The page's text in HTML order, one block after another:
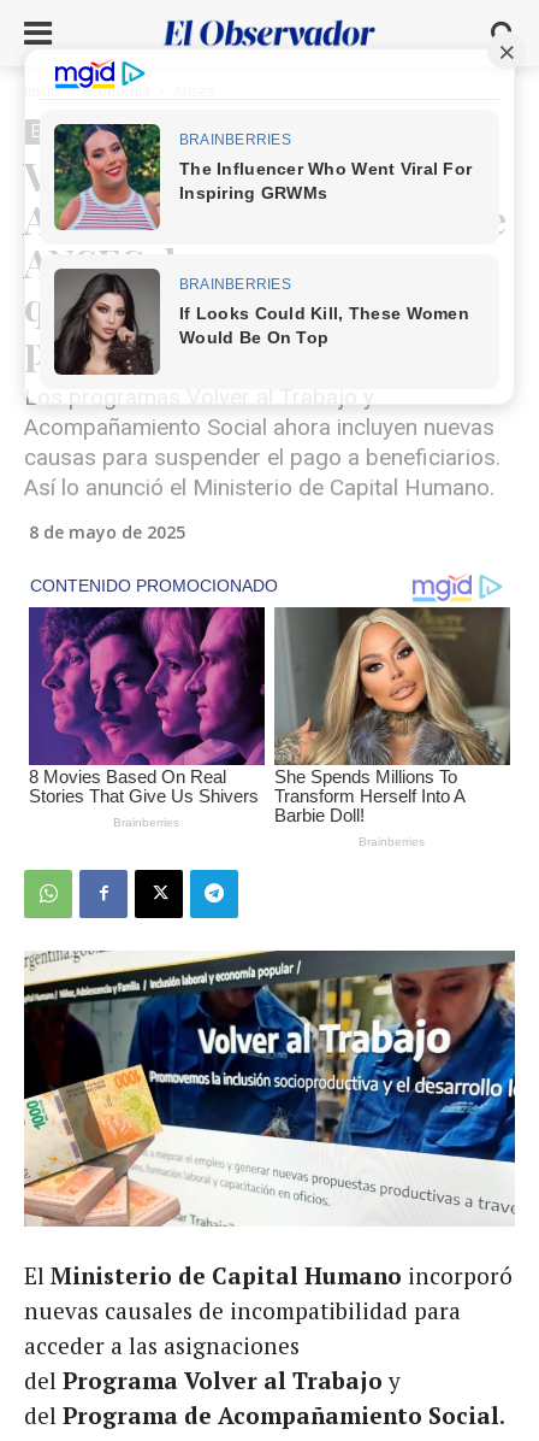
Inicio Economía
Economía Anses
Volver al Trabajo y
Acompañamiento Social de
ANSES: las nuevas causas
que pueden suspender el
pago
Los programas Volver al Trabajo y
Acompañamiento Social ahora incluyen nuevas
causas para suspender el pago a beneficiarios.
Así lo anunció el Ministerio de Capital Humano.
8 de mayo de 2025
El Ministerio de Capital Humano incorporó
nuevas causales de incompatibilidad para
acceder a las asignaciones
del Programa Volver al Trabajo y
del Programa de Acompañamiento Social.